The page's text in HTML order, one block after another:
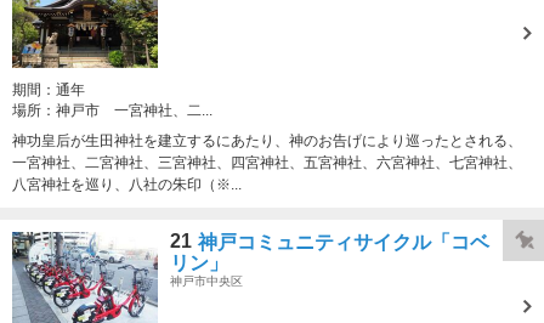
期間： 通年
場所： 神戸市 一宮神社、二...
神功皇后が生田神社を建立するにあたり、神のお告げにより巡ったとされる、
一宮神社、二宮神社、三宮神社、四宮神社、五宮神社、六宮神社、七宮神社、
八宮神社を巡り、八社の朱印（※...
21 神戸コミュニティサイクル「コベ
リン」
神戸市中央区